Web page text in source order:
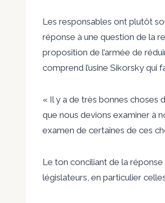
Les responsables ont plutôt
réponse à une question de la
proposition de l’armée de
comprend l’usine Sikorsky qui
« Il y a de très bonnes choses
que nous devions examiner à
examen de certaines de ces
Le ton conciliant de la
législateurs, en particulier